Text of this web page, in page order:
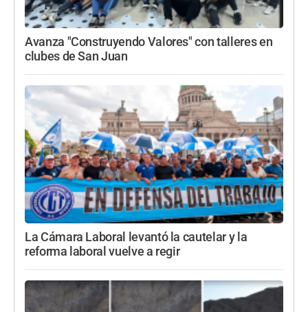
Avanza "Construyendo Valores" con talleres en
clubes de San Juan
La Cámara Laboral levantó la cautelar y la
reforma laboral vuelve a regir